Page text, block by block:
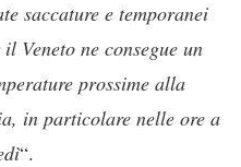
saccature e temporanei
Veneto ne consegue un
prossime alla
in particolare nelle ore a
“.